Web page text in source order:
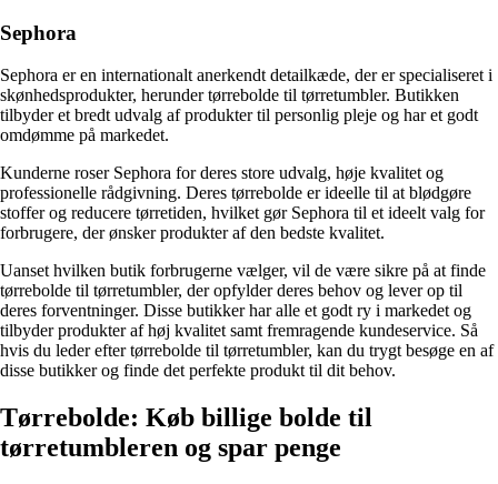
Sephora
Sephora er en internationalt anerkendt detailkæde, der er specialiseret i
skønhedsprodukter, herunder tørrebolde til tørretumbler. Butikken
tilbyder et bredt udvalg af produkter til personlig pleje og har et godt
omdømme på markedet.
Kunderne roser Sephora for deres store udvalg, høje kvalitet og
professionelle rådgivning. Deres tørrebolde er ideelle til at blødgøre
stoffer og reducere tørretiden, hvilket gør Sephora til et ideelt valg for
forbrugere, der ønsker produkter af den bedste kvalitet.
Uanset hvilken butik forbrugerne vælger, vil de være sikre på at finde
tørrebolde til tørretumbler, der opfylder deres behov og lever op til
deres forventninger. Disse butikker har alle et godt ry i markedet og
tilbyder produkter af høj kvalitet samt fremragende kundeservice. Så
hvis du leder efter tørrebolde til tørretumbler, kan du trygt besøge en af
disse butikker og finde det perfekte produkt til dit behov.
Tørrebolde: Køb billige bolde til
tørretumbleren og spar penge